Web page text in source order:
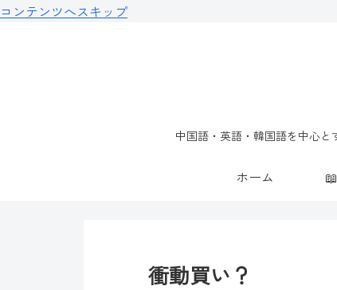
コンテンツへスキップ
中国語・英語・韓国語を中心と
ホーム
衝動買い？